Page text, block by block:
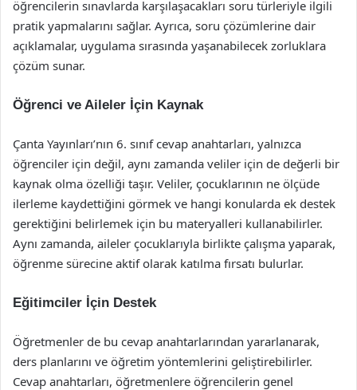
öğrencilerin sınavlarda karşılaşacakları soru türleriyle ilgili
pratik yapmalarını sağlar. Ayrıca, soru çözümlerine dair
açıklamalar, uygulama sırasında yaşanabilecek zorluklara
çözüm sunar.
Öğrenci ve Aileler İçin Kaynak
Çanta Yayınları’nın 6. sınıf cevap anahtarları, yalnızca
öğrenciler için değil, aynı zamanda veliler için de değerli bir
kaynak olma özelliği taşır. Veliler, çocuklarının ne ölçüde
ilerleme kaydettiğini görmek ve hangi konularda ek destek
gerektiğini belirlemek için bu materyalleri kullanabilirler.
Aynı zamanda, aileler çocuklarıyla birlikte çalışma yaparak,
öğrenme sürecine aktif olarak katılma fırsatı bulurlar.
Eğitimciler İçin Destek
Öğretmenler de bu cevap anahtarlarından yararlanarak,
ders planlarını ve öğretim yöntemlerini geliştirebilirler.
Cevap anahtarları, öğretmenlere öğrencilerin genel